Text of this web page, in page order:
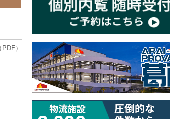
）